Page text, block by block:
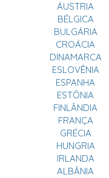
ÁUSTRIA
BÉLGICA
BULGÁRIA
CROÁCIA
DINAMARCA
ESLOVÊNIA
ESPANHA
ESTÔNIA
FINLÂNDIA
FRANÇA
GRÉCIA
HUNGRIA
IRLANDA
ALBÂNIA